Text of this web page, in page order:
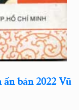
bản 2022 Vũ